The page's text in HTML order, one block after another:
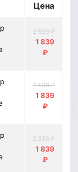
Цена
2 539 ₽
1 839
₽
2 539 ₽
1 839
₽
2 539 ₽
1 839
₽